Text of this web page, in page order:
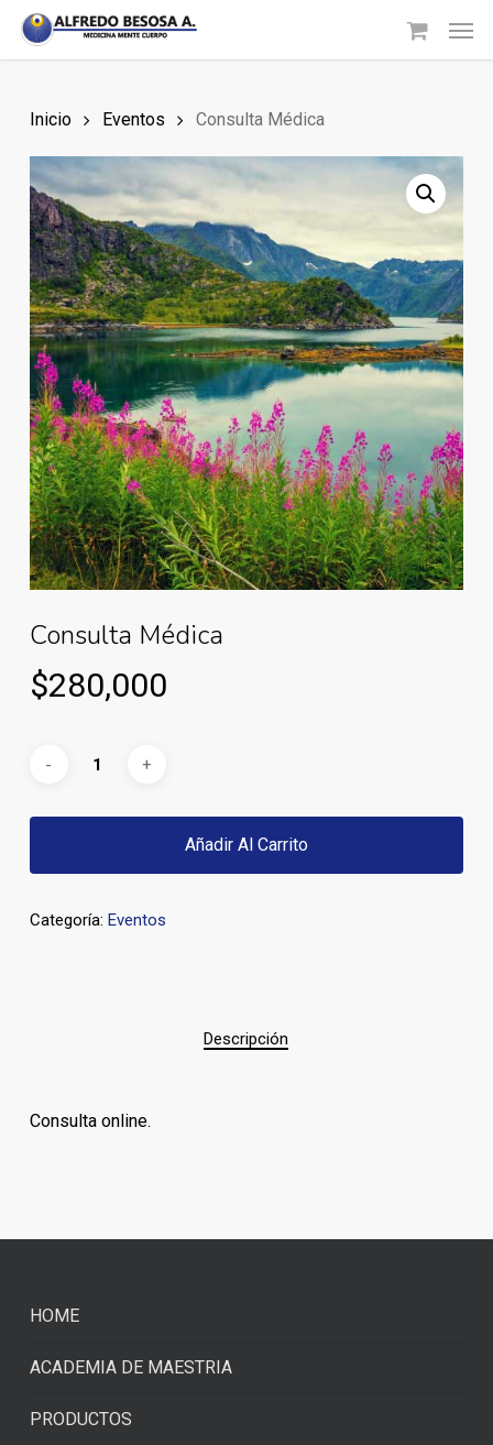
Skip
content
Inicio Eventos Consulta Médica
Consulta Médica
$280,000
Añadir Al Carrito
Categoría: Eventos
Descripción
Consulta online.
HOME
ACADEMIA DE MAESTRIA
PRODUCTOS